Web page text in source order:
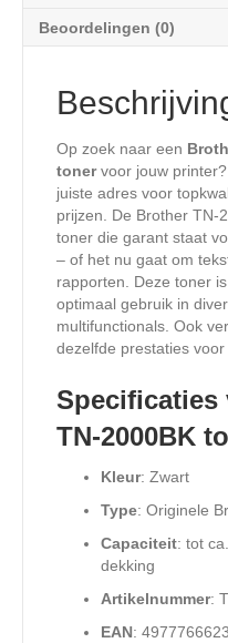
Beoordelingen (0)
Op zoek naar een
tonervoor jouw
juiste adres voor
prijzen. De Brother TN-
toner die garant staat
– of het nu gaat om
rapporten. Deze toner
optimaal gebruik in
multifunctionals. Ook
dezelfde prestaties
Specificaties
TN-2000BK
Kleur: Zwart
Type: Originele
Capaciteit: tot ca.
dekking
Artikelnummer:
EAN: